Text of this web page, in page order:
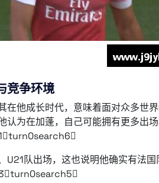
竞争环境
在他成长时代，意味着面对众多世
认为在加蓬，自己可能拥有更多出场
U21队出场，这也说明他确实有法国